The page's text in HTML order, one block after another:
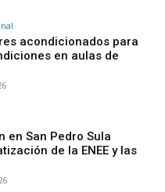
acondicionados para
en aulas de
en San Pedro Sula
de la ENEE y las